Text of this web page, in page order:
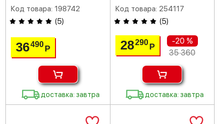
Код товара: 198742
(5)
36490Р
доставка: завтра
Код товара: 254117
(5)
28290 Р
-20 %
35 360
доставка: завтра